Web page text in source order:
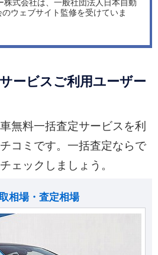
株式会社は、一般社団法人日本自動
ウェブサイト監修を受けていま
ービスご利用ユーザー
無料一括査定サービスを利
コミです。一括査定ならで
ェックしましょう。
相場・査定相場